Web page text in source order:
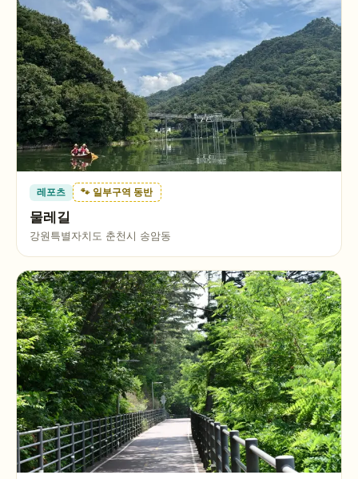
레포츠 🐾 일부구역 동반
물레길
강원특별자치도 춘천시 송암동